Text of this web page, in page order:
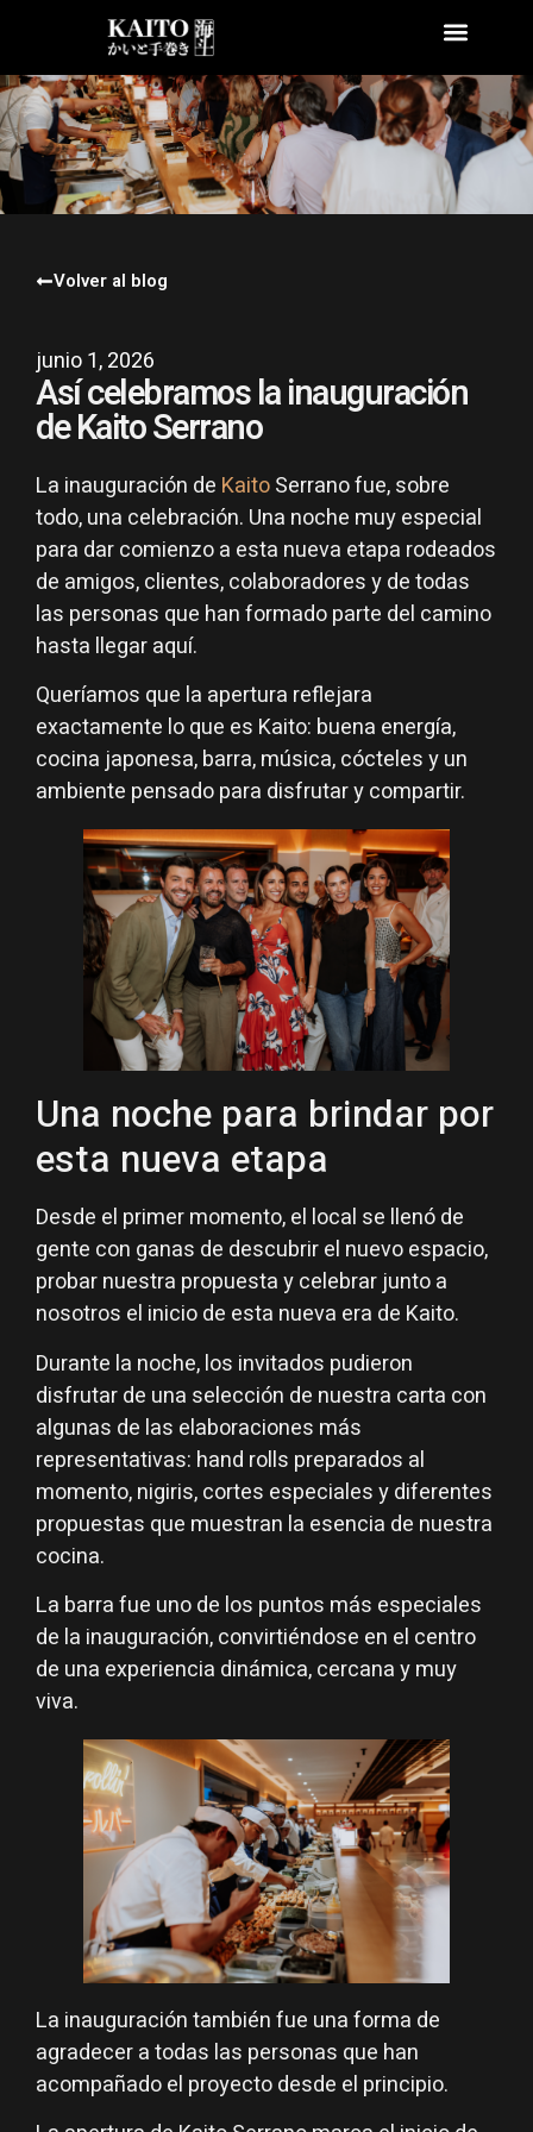
Volver al blog
junio 1, 2026
Así celebramos la inauguración
de Kaito Serrano
La inauguración de KaitoSerrano fue, sobre
todo, una celebración. Una noche muy especial
para dar comienzo a esta nueva etapa rodeados
de amigos, clientes, colaboradores y de todas
las personas que han formado parte del camino
hasta llegar aquí.
Queríamos que la apertura reflejara
exactamente lo que es Kaito: buena energía,
cocina japonesa, barra, música, cócteles y un
ambiente pensado para disfrutar y compartir.
Una noche para brindar por
esta nueva etapa
Desde el primer momento, el local se llenó de
gente con ganas de descubrir el nuevo espacio,
probar nuestra propuesta y celebrar junto a
nosotros el inicio de esta nueva era de Kaito.
Durante la noche, los invitados pudieron
disfrutar de una selección de nuestra carta con
algunas de las elaboraciones más
representativas: hand rolls preparados al
momento, nigiris, cortes especiales y diferentes
propuestas que muestran la esencia de nuestra
cocina.
La barra fue uno de los puntos más especiales
de la inauguración, convirtiéndose en el centro
de una experiencia dinámica, cercana y muy
viva.
La inauguración también fue una forma de
agradecer a todas las personas que han
acompañado el proyecto desde el principio.